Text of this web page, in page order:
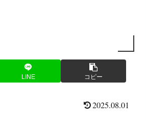
LINE コピー
2025.08.01